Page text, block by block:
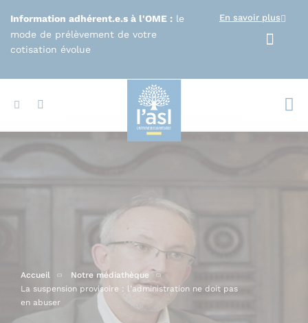
Information adhérent.e.s à l'OME : le
mode de prélèvement de votre
cotisation évolue
En savoir plus
Accueil
Notre médiathèque
La suspension provisoire : l’administration ne doit pas
en abuser